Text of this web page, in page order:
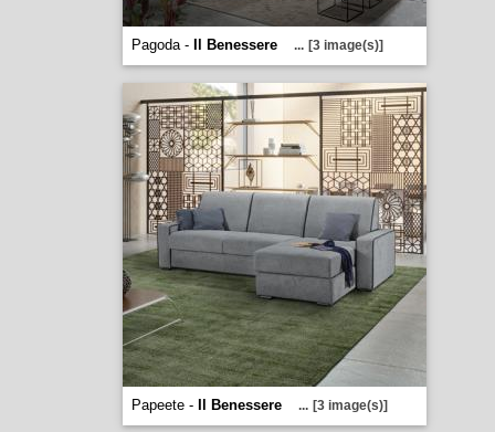
Pagoda - Il Benessere ... [3 image(s)]
Papeete - Il Benessere ... [3 image(s)]